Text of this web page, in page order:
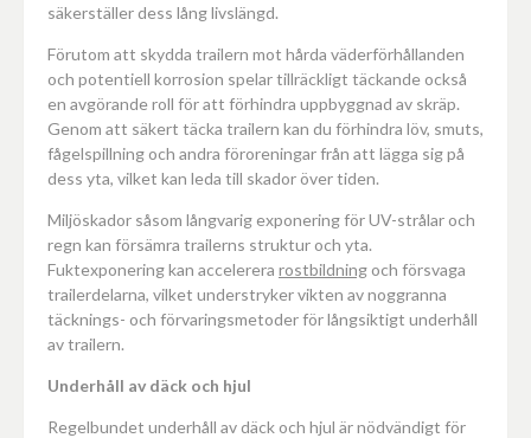
säkerställer dess lång livslängd.
Förutom att skydda trailern mot hårda väderförhållanden
och potentiell korrosion spelar tillräckligt täckande också
en avgörande roll för att förhindra uppbyggnad av skräp.
Genom att säkert täcka trailern kan du förhindra löv, smuts,
fågelspillning och andra föroreningar från att lägga sig på
dess yta, vilket kan leda till skador över tiden.
Miljöskador såsom långvarig exponering för UV-strålar och
regn kan försämra trailerns struktur och yta.
Fuktexponering kan accelerera rostbildning och försvaga
trailerdelarna, vilket understryker vikten av noggranna
täcknings- och förvaringsmetoder för långsiktigt underhåll
av trailern.
Underhåll av däck och hjul
Regelbundet underhåll av däck och hjul är nödvändigt för